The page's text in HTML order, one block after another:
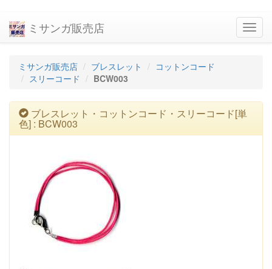
ミサンガ販売店
ミサンガ販売店 ブレスレット
コットンコード
スリーコード
BCW003
ブレスレット・コットンコード・スリーコード[単
色] : BCW003